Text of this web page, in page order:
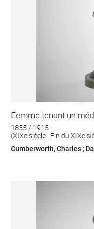
Femme tenant un
1855 / 1915
(XIXe siècle ; Fin du XIXe